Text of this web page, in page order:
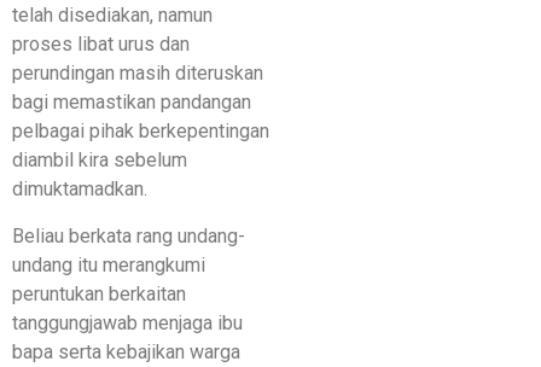
telah disediakan, namun
proses libat urus dan
perundingan masih diteruskan
bagi memastikan pandangan
pelbagai pihak berkepentingan
diambil kira sebelum
dimuktamadkan.
Beliau berkata rang undang-
undang itu merangkumi
peruntukan berkaitan
tanggungjawab menjaga ibu
bapa serta kebajikan warga